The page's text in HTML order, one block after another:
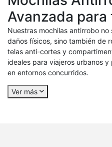
Avanzada
Nuestras mochilas antirrobo
daños físicos, sino también de
telas anti-cortes y
ideales para viajeros urbanos
en entornos concurridos.
Ver más